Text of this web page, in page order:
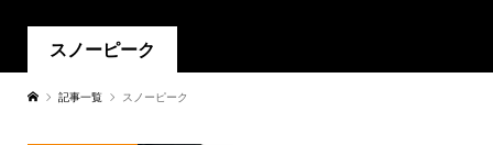
スノーピーク
記事一覧 スノーピーク